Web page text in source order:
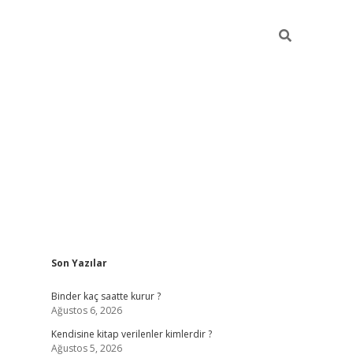
Sidebar
Son Yazılar
Binder kaç saatte kurur ?
Ağustos 6, 2026
Kendisine kitap verilenler kimlerdir ?
Ağustos 5, 2026
ilbet güncel giriş adresi